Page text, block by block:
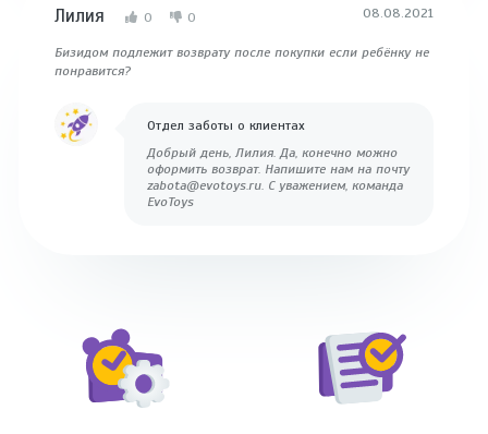
Лилия 0 0 08.08.2021
Бизидом подлежит возврату после покупки если ребёнку не
понравится?
Отдел заботы о клиентах
Добрый день, Лилия. Да, конечно можно
оформить возврат. Напишите нам на почту
zabota@evotoys.ru. С уважением, команда
EvoToys